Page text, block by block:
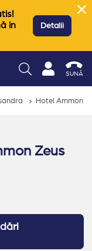
in
Detalii
SUNĂ
Hotel Ammon
Zeus